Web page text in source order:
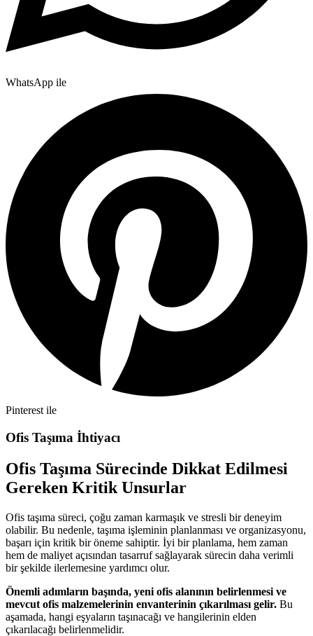
WhatsApp ile
Pinterest ile
Ofis Taşıma İhtiyacı
Ofis Taşıma Sürecinde Dikkat Edilmesi
Gereken Kritik Unsurlar
Ofis taşıma süreci, çoğu zaman karmaşık ve stresli bir deneyim
olabilir. Bu nedenle, taşıma işleminin planlanması ve organizasyonu,
başarı için kritik bir öneme sahiptir. İyi bir planlama, hem zaman
hem de maliyet açısından tasarruf sağlayarak sürecin daha verimli
bir şekilde ilerlemesine yardımcı olur.
Önemli adımların başında, yeni ofis alanının belirlenmesi ve
mevcut ofis malzemelerinin envanterinin çıkarılması gelir. Bu
aşamada, hangi eşyaların taşınacağı ve hangilerinin elden
çıkarılacağı belirlenmelidir.